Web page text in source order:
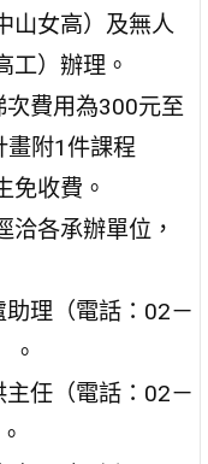
山女高）及無人
工）辦理。
費用為300元至
畫附1件課程
免收費。
洽各承辦單位，
理（電話：02－
。
任（電話：02－